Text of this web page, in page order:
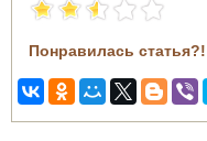
Понравилась